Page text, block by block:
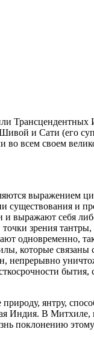
Трансцендентных
и Сати (его
всем своем
выражением
существования и
выражают себя
зрения
одновременно,
которые связаны
непрерывно
янтру,
Индия. В Митхиле,
поклонению